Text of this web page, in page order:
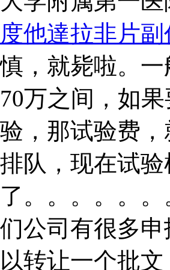
度他達拉非片副
慎，就毙啦。
70万之间，如
验，那试验费
排队，现在试
了。。。。。
们公司有很多
以转让一个批